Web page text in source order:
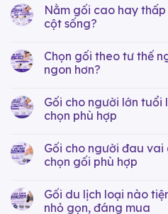
Nằm gối cao hay
cột sống?
Chọn gối theo tư thế
ngon hơn?
Gối cho người lớn tuổi
chọn phù hợp
Gối cho người đau
chọn gối phù hợp
Gối du lịch loại nào
nhỏ gọn, đáng mua